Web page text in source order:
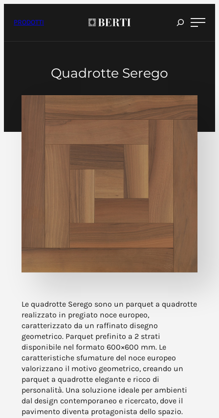
Vai
contenuto
PRODOTTI
Quadrotte Serego
Le quadrotte Serego sono un parquet a quadrotte
realizzato in pregiato noce europeo,
caratterizzato da un raffinato disegno
geometrico. Parquet prefinito a 2 strati
disponibile nel formato 600×600 mm. Le
caratteristiche sfumature del noce europeo
valorizzano il motivo geometrico, creando un
parquet a quadrotte elegante e ricco di
personalità. Una soluzione ideale per ambienti
dal design contemporaneo e ricercato, dove il
pavimento diventa protagonista dello spazio.